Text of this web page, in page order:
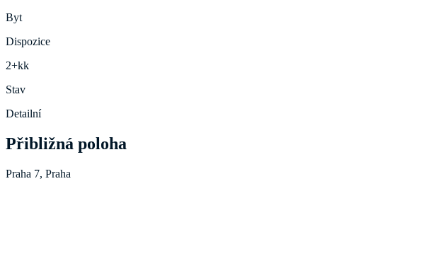
Byt
Dispozice
2+kk
Stav
Detailní
Přibližná poloha
Praha 7, Praha